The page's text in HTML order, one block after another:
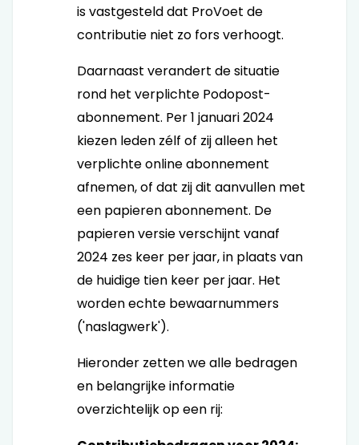
is vastgesteld dat ProVoet de
contributie niet zo fors verhoogt.
Daarnaast verandert de situatie
rond het verplichte Podopost-
abonnement. Per 1 januari 2024
kiezen leden zélf of zij alleen het
verplichte online abonnement
afnemen, of dat zij dit aanvullen met
een papieren abonnement. De
papieren versie verschijnt vanaf
2024 zes keer per jaar, in plaats van
de huidige tien keer per jaar. Het
worden echte bewaarnummers
('naslagwerk').
Hieronder zetten we alle bedragen
en belangrijke informatie
overzichtelijk op een rij: